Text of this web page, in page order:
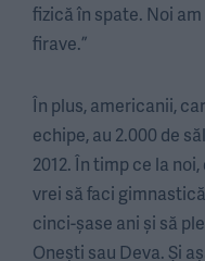
fizică în spate. Noi
firave.”
În plus, americanii,
echipe, au 2.000 de
2012. În timp ce la
vrei să faci
cinci-șase ani și să
Onești sau Deva. Și